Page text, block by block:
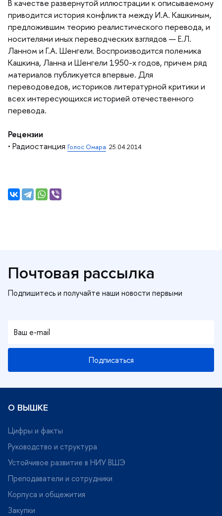
качестве развернутой иллюстрации к описываемому
приводится история конфликта между И.А. Кашкиным,
предложившим теорию реалистического перевода, и
носителями иных переводческих взглядов — Е.Л.
Ланном и Г.А. Шенгели. Воспроизводится полемика
Кашкина, Ланна и Шенгели 1950-х годов, причем ряд
материалов публикуется впервые. Для
переводоведов, историков литературной критики и
сех интересующихся историей отечественного
перевода.
Рецензии
• Радиостанция Голос Омара 25.04.2014
Почтовая рассылка
Подписаться
О ВЫШКЕ
Цифры и факты
Руководство и структура
Устойчивое развитие в НИУ ВШЭ
Преподаватели и сотрудники
Корпуса и общежития
Закупки